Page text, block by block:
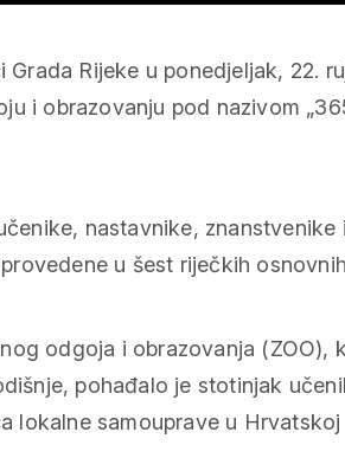
Grada Rijeke u ponedjeljak, 22.
i obrazovanju pod nazivom
nastavnike,
u šest riječkih
odgoja i obrazovanja
pohađalo je stotinjak
lokalne samouprave u